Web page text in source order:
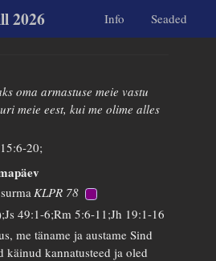
2026 Info Seaded
oma armastuse meie vastu
meie eest, kui me olime alles
20;
KLPR 78
49:1-6;Rm 5:6-11;Jh 19:1-16
me täname ja austame Sind
käinud kannatusteed ja oled